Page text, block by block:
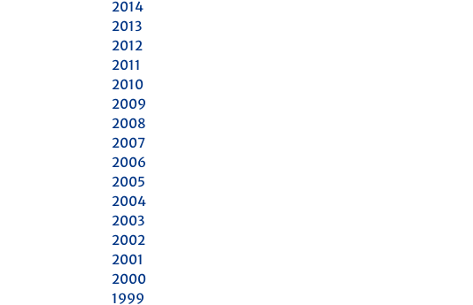
2014
2013
2012
2011
2010
2009
2008
2007
2006
2005
2004
2003
2002
2001
2000
1999